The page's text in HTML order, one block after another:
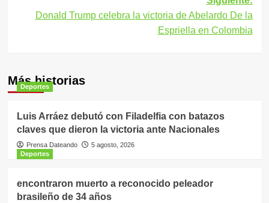
Donald Trump celebra la victoria de Abelardo De la
Espriella en Colombia
Más historias
Deportes
Luis Arráez debutó con Filadelfia con batazos
claves que dieron la victoria ante Nacionales
Prensa Dateando
5 agosto, 2026
Deportes
encontraron muerto a reconocido peleador
brasileño de 34 años